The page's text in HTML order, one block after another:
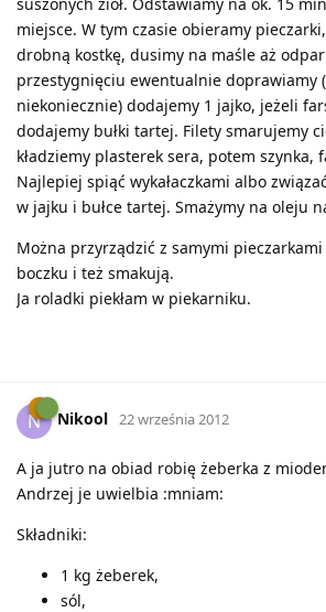
miejsce. W tym czasie obieramy
drobną kostkę, dusimy na maśle aż
przestygnięciu ewentualnie doprawiamy
niekoniecznie) dodajemy 1 jajko, jeżeli
dodajemy bułki tartej. Filety smarujemy
kładziemy plasterek sera, potem szynka,
Najlepiej spiąć wykałaczkami albo
w jajku i bułce tartej. Smażymy na oleju
Można przyrządzić z samymi
boczku i też smakują.
Ja roladki piekłam w piekarniku.
N Nikool 22 września 2012
A ja jutro na obiad robię żeberka z
Andrzej je uwielbia :mniam:
Składniki:
1 kg żeberek,
sól,